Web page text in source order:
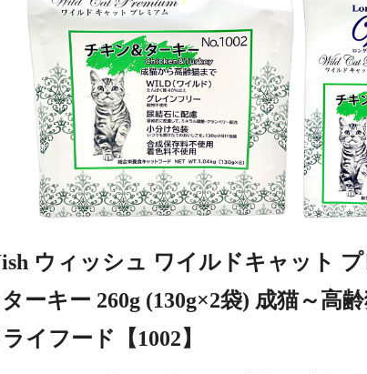
ウィッシュ ワイルドキャット
ターキー 260g (130g×2袋) 成猫～高
ライフード【1002】